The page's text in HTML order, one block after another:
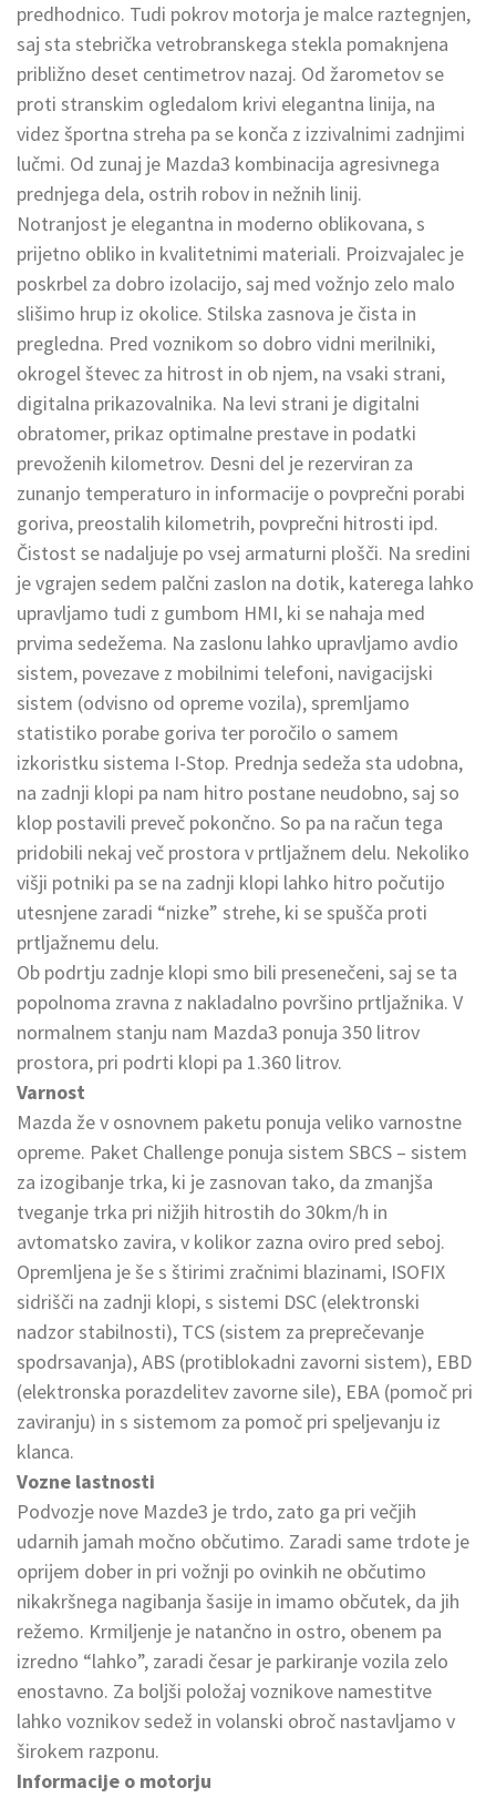
predhodnico. Tudi pokrov motorja je malce raztegnjen,
saj sta stebrička vetrobranskega stekla pomaknjena
približno deset centimetrov nazaj. Od žarometov se
proti stranskim ogledalom krivi elegantna linija, na
videz športna streha pa se konča z izzivalnimi zadnjimi
lučmi. Od zunaj je Mazda3 kombinacija agresivnega
prednjega dela, ostrih robov in nežnih linij.
Notranjost je elegantna in moderno oblikovana, s
prijetno obliko in kvalitetnimi materiali. Proizvajalec je
poskrbel za dobro izolacijo, saj med vožnjo zelo malo
slišimo hrup iz okolice. Stilska zasnova je čista in
pregledna. Pred voznikom so dobro vidni merilniki,
okrogel števec za hitrost in ob njem, na vsaki strani,
digitalna prikazovalnika. Na levi strani je digitalni
obratomer, prikaz optimalne prestave in podatki
prevoženih kilometrov. Desni del je rezerviran za
zunanjo temperaturo in informacije o povprečni porabi
goriva, preostalih kilometrih, povprečni hitrosti ipd.
Čistost se nadaljuje po vsej armaturni plošči. Na sredini
je vgrajen sedem palčni zaslon na dotik, katerega lahko
upravljamo tudi z gumbom HMI, ki se nahaja med
prvima sedežema. Na zaslonu lahko upravljamo avdio
sistem, povezave z mobilnimi telefoni, navigacijski
sistem (odvisno od opreme vozila), spremljamo
statistiko porabe goriva ter poročilo o samem
izkoristku sistema I-Stop. Prednja sedeža sta udobna,
na zadnji klopi pa nam hitro postane neudobno, saj so
klop postavili preveč pokončno. So pa na račun tega
pridobili nekaj več prostora v prtljažnem delu. Nekoliko
višji potniki pa se na zadnji klopi lahko hitro počutijo
utesnjene zaradi “nizke” strehe, ki se spušča proti
prtljažnemu delu.
Ob podrtju zadnje klopi smo bili presenečeni, saj se ta
popolnoma zravna z nakladalno površino prtljažnika. V
normalnem stanju nam Mazda3 ponuja 350 litrov
prostora, pri podrti klopi pa 1.360 litrov.
Varnost
Mazda že v osnovnem paketu ponuja veliko varnostne
opreme. Paket Challenge ponuja sistem SBCS – sistem
za izogibanje trka, ki je zasnovan tako, da zmanjša
tveganje trka pri nižjih hitrostih do 30km/h in
avtomatsko zavira, v kolikor zazna oviro pred seboj.
Opremljena je še s štirimi zračnimi blazinami, ISOFIX
sidrišči na zadnji klopi, s sistemi DSC (elektronski
nadzor stabilnosti), TCS (sistem za preprečevanje
spodrsavanja), ABS (protiblokadni zavorni sistem), EBD
(elektronska porazdelitev zavorne sile), EBA (pomoč pri
zaviranju) in s sistemom za pomoč pri speljevanju iz
klanca.
Vozne lastnosti
Podvozje nove Mazde3 je trdo, zato ga pri večjih
udarnih jamah močno občutimo. Zaradi same trdote je
oprijem dober in pri vožnji po ovinkih ne občutimo
nikakršnega nagibanja šasije in imamo občutek, da jih
režemo. Krmiljenje je natančno in ostro, obenem pa
izredno “lahko”, zaradi česar je parkiranje vozila zelo
enostavno. Za boljši položaj voznikove namestitve
lahko voznikov sedež in volanski obroč nastavljamo v
širokem razponu.
Informacije o motorju